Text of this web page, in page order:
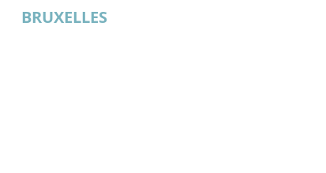
BRUXELLES